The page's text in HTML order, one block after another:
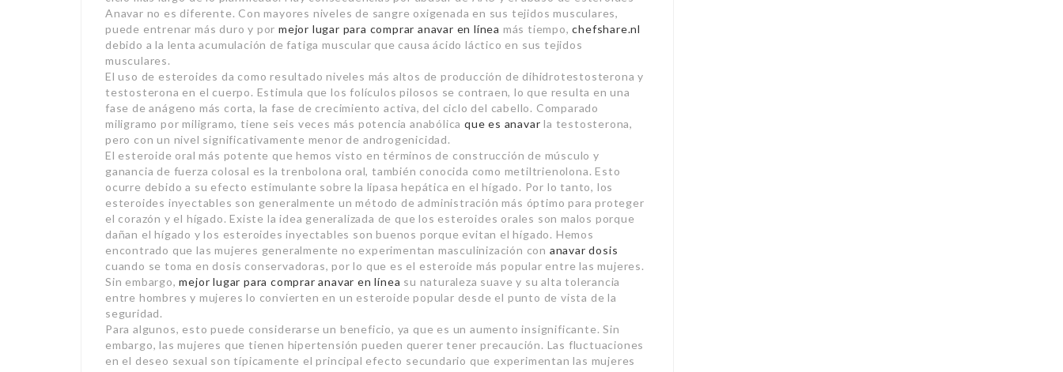
Anavar no es diferente. Con mayores niveles de sangre oxigenada en sus tejidos musculares,
puede entrenar más duro y pormejor lugar para comprar anavar en línea más tiempo,chefshare.nl
debido a la lenta acumulación de fatiga muscular que causa ácido láctico en sus tejidos
musculares.
El uso de esteroides da como resultado niveles más altos de producción de dihidrotestosterona y
testosterona en el cuerpo. Estimula que los folículos pilosos se contraen, lo que resulta en una
fase de anágeno más corta, la fase de crecimiento activa, del ciclo del cabello. Comparado
miligramo por miligramo, tiene seis veces más potencia anabólica que es anavar la testosterona,
pero con un nivel significativamente menor de androgenicidad.
El esteroide oral más potente que hemos visto en términos de construcción de músculo y
ganancia de fuerza colosal es la trenbolona oral, también conocida como metiltrienolona. Esto
ocurre debido a su efecto estimulante sobre la lipasa hepática en el hígado. Por lo tanto, los
esteroides inyectables son generalmente un método de administración más óptimo para proteger
el corazón y el hígado. Existe la idea generalizada de que los esteroides orales son malos porque
dañan el hígado y los esteroides inyectables son buenos porque evitan el hígado. Hemos
encontrado que las mujeres generalmente no experimentan masculinización con anavar dosis
cuando se toma en dosis conservadoras, por lo que es el esteroide más popular entre las mujeres.
Sin embargo,mejor lugar para comprar anavar en línea su naturaleza suave y su alta tolerancia
entre hombres y mujeres lo convierten en un esteroide popular desde el punto de vista de la
seguridad.
Para algunos, esto puede considerarse un beneficio, ya que es un aumento insignificante. Sin
embargo, las mujeres que tienen hipertensión pueden querer tener precaución. Las fluctuaciones
en el deseo sexual son típicamente el principal efecto secundario que experimentan las mujeres